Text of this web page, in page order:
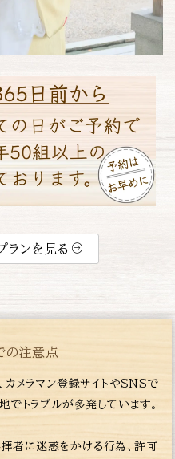
ランを見る
の注意点
カメラマン登録サイトやSNSで
トラブルが多発しています。
者に迷惑をかける行為、許可